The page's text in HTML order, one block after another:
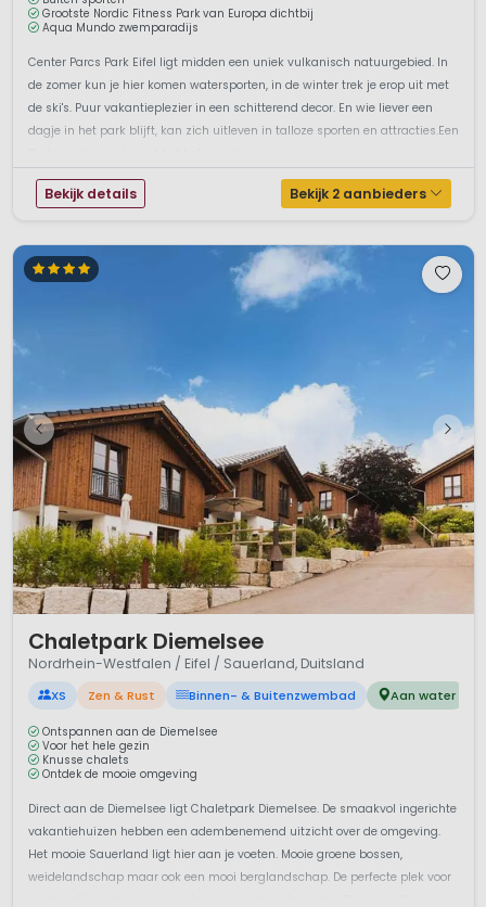
Grootste Nordic Fitness Park van Europa dichtbij
Aqua Mundo zwemparadijs
Center Parcs Park Eifel ligt midden een uniek vulkanisch natuurgebied. In
de zomer kun je hier komen watersporten, in de winter trek je erop uit met
de ski's. Puur vakantieplezier in een schitterend decor. En wie liever een
dagje in het park blijft, kan zich uitleven in talloze sporten en attracties.Een
Bekijk details Bekijk 2 aanbieders
Chaletpark Diemelsee
Nordrhein-Westfalen / Eifel / Sauerland, Duitsland
XS Zen & Rust Binnen- & Buitenzwembad Aan water
Ontspannen aan de Diemelsee
Voor het hele gezin
Knusse chalets
Ontdek de mooie omgeving
Direct aan de Diemelsee ligt Chaletpark Diemelsee. De smaakvol ingerichte
vakantiehuizen hebben een adembenemend uitzicht over de omgeving.
Het mooie Sauerland ligt hier aan je voeten. Mooie groene bossen,
weidelandschap maar ook een mooi berglandschap. De perfecte plek voor